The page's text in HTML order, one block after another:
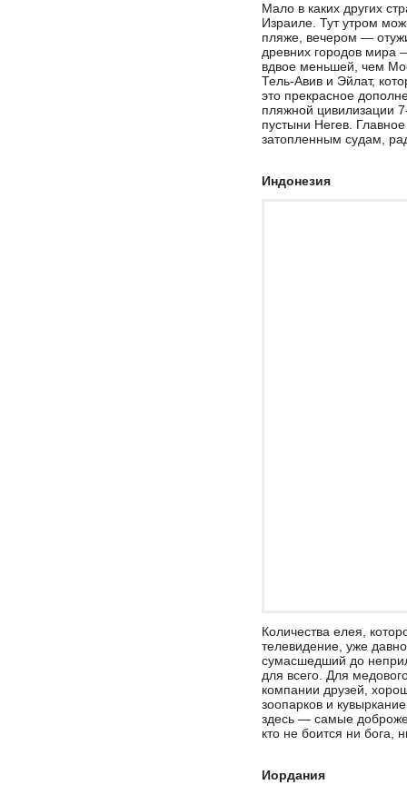
Мало в каких других
Израиле. Тут утром
пляже, вечером —
древних городов мира
вдвое меньшей, чем
Тель-Авив и Эйлат,
это прекрасное
пляжной цивилизации
пустыни Негев.
затопленным судам,
Индонезия
Количества елея,
телевидение, уже
сумасшедший до
для всего. Для
компании друзей,
зоопарков и
здесь — самые
кто не боится ни бога,
Иордания